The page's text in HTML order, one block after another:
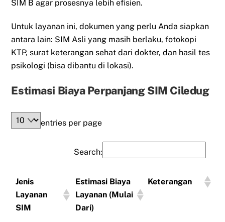
SIM B agar prosesnya lebih efisien.
Untuk layanan ini, dokumen yang perlu Anda siapkan
antara lain: SIM Asli yang masih berlaku, fotokopi
KTP, surat keterangan sehat dari dokter, dan hasil tes
psikologi (bisa dibantu di lokasi).
Estimasi Biaya Perpanjang SIM Ciledug
entries per page
Search:
Jenis
Layanan
SIM
Estimasi Biaya
Layanan (Mulai
Dari)
Keterangan